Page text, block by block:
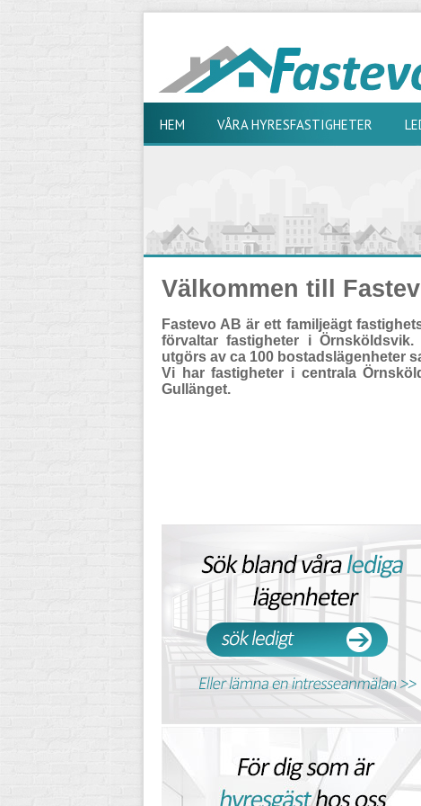
HEM VÅRA HYRESFASTIGHETER
Välkommen till
Fastevo AB är ett familjeägt
förvaltar fastigheter i Örnsköldsvik.
utgörs av ca 100 bostadslägenheter
Vi har fastigheter i centrala
Gullänget.